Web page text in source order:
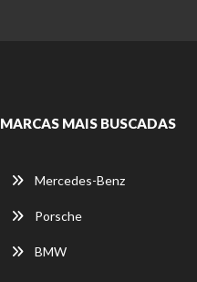
MARCAS MAIS BUSCADAS
Mercedes-Benz
Porsche
BMW